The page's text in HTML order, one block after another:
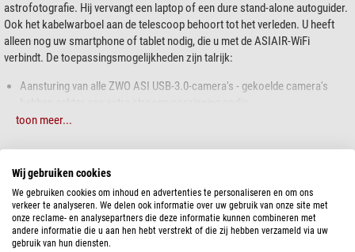
astrofotografie. Hij vervangt een laptop of een dure stand-alone autoguider.
Ook het kabelwarboel aan de telescoop behoort tot het verleden. U heeft
alleen nog uw smartphone of tablet nodig, die u met de ASIAIR-WiFi
verbindt. De toepassingsmogelijkheden zijn talrijk:
Aansturing van alle ZWO ASI USB-3.0-camera's - gekoelde camera's
Autoguiding in combinatie met een ZWO MINI-camera, bijvoorbeeld met
Aansturing van geselecteerde monteringen, bijvoorbeeld van Skywatcher
of iOptron
Aansturing van geselecteerde DSLR- en systeemcamera's
Automatische scherpstelling met de ZWO EAF-motorfocus
Debayer-functie voor ZWO-kleurencamera's
Beeldvoorvertoning
toon meer...
SPECIFICATIES
Capaciteit
Ingangsspanning
12 (5 A)
Ondersteunde besturingssystemen
Wij gebruiken cookies
We gebruiken cookies om inhoud en advertenties te personaliseren en om ons
verkeer te analyseren. We delen ook informatie over uw gebruik van onze site met
onze reclame- en analysepartners die deze informatie kunnen combineren met
andere informatie die u aan hen hebt verstrekt of die zij hebben verzameld via uw
gebruik van hun diensten.